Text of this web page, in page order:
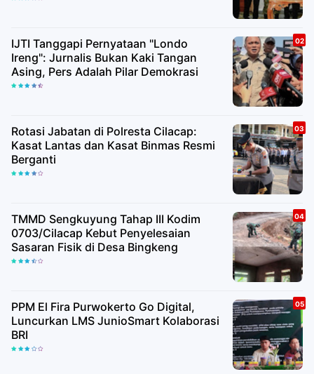
IJTI Tanggapi Pernyataan "Londo
Ireng": Jurnalis Bukan Kaki Tangan
Asing, Pers Adalah Pilar Demokrasi
Rotasi Jabatan di Polresta Cilacap:
Kasat Lantas dan Kasat Binmas Resmi
Berganti
TMMD Sengkuyung Tahap III Kodim
0703/Cilacap Kebut Penyelesaian
Sasaran Fisik di Desa Bingkeng
PPM El Fira Purwokerto Go Digital,
Luncurkan LMS JunioSmart Kolaborasi
BRI